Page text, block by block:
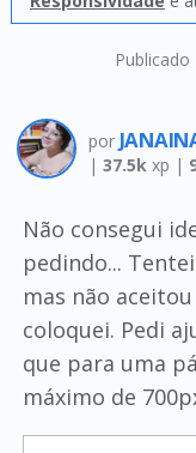
por
| 37.5kxp |
Não consegui
pedindo...
mas não
coloquei. Pedi
que para uma
máximo de